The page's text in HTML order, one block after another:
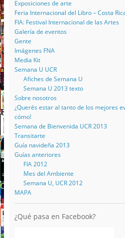
Exposiciones de arte
Feria Internacional del Libro – Costa
FIA: Festival Internacional de las Artes
Galería de eventos
Gente
Imágenes FNA
Media Kit
Semana U UCR
Afiches de Semana U
Semana U 2013 texto
Sobre nosotros
¿Querés estar al tanto de los mejores
cómo!
Semana de Bienvenida UCR 2013
Transitarte
Guía navideña 2013
Guías anteriores
FIA 2012
Mes del Ambiente
Semana U, UCR 2012
MAPA
¿Qué pasa en Facebook?